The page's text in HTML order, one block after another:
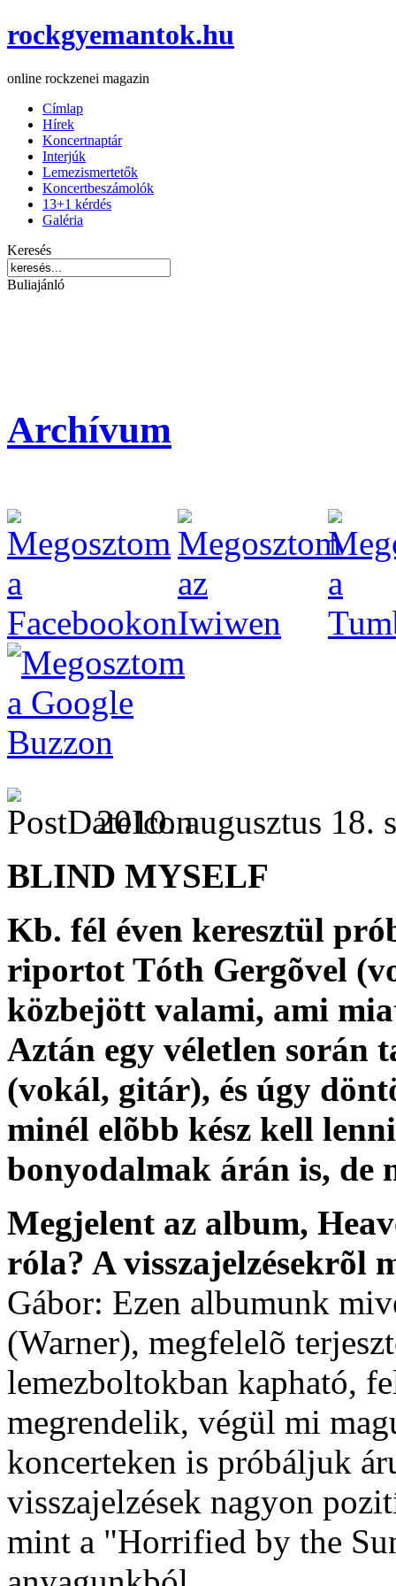
rockgyemantok.hu
online rockzenei magazin
Címlap
Hírek
Koncertnaptár
Interjúk
Lemezismertetők
Koncertbeszámolók
13+1 kérdés
Galéria
Keresés
Buliajánló
Archívum
2010. augusztus 18.
BLIND MYSELF
Kb. fél éven keresztül
riportot Tóth Gergõvel
közbejött valami, ami
Aztán egy véletlen
(vokál, gitár), és úgy
minél elõbb kész kell
bonyodalmak árán is, de
Megjelent az album,
róla? A visszajelzésekrõl
Gábor: Ezen albumunk
(Warner), megfelelõ
lemezboltokban kapható,
megrendelik, végül mi
koncerteken is próbáljuk
visszajelzések nagyon
mint a "Horrified by the